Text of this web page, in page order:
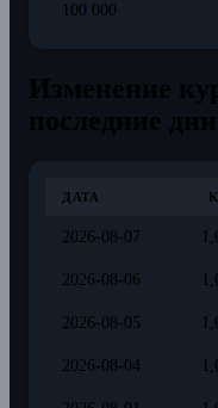
100 000
ДАТА
2026-08-07
2026-08-06
2026-08-05
2026-08-04